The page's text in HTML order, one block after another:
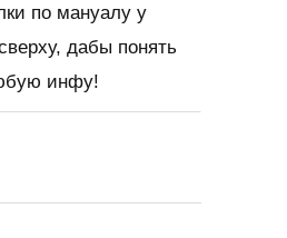
по мануалу у
дабы понять
инфу!